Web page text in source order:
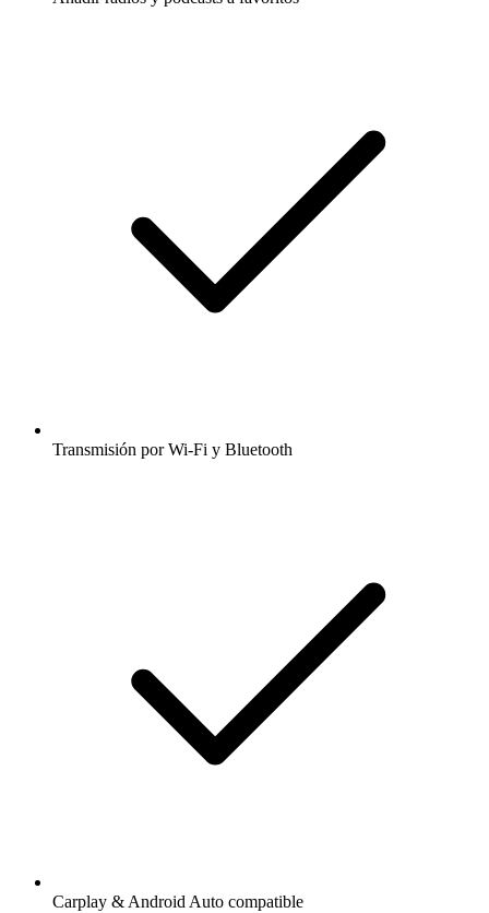
Transmisión por Wi-Fi y Bluetooth
Carplay & Android Auto compatible